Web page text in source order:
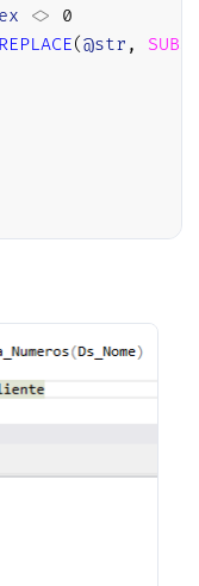
<>
0
REPLACE(@str ,